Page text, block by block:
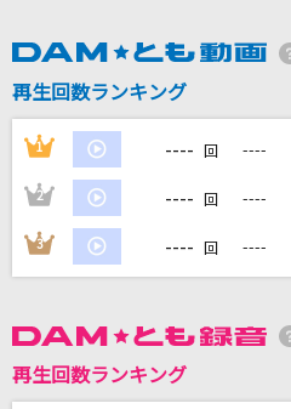
スキマスイッチ
夏の影
Mrs. GREEN APPLE
嵐(アラシ)
糞田舎P feat.初音ミク
[生音]旅路
再生回数ランキング
1 ---- 回 ----
2 ---- 回 ----
3 ---- 回 ----
再生回数ランキング